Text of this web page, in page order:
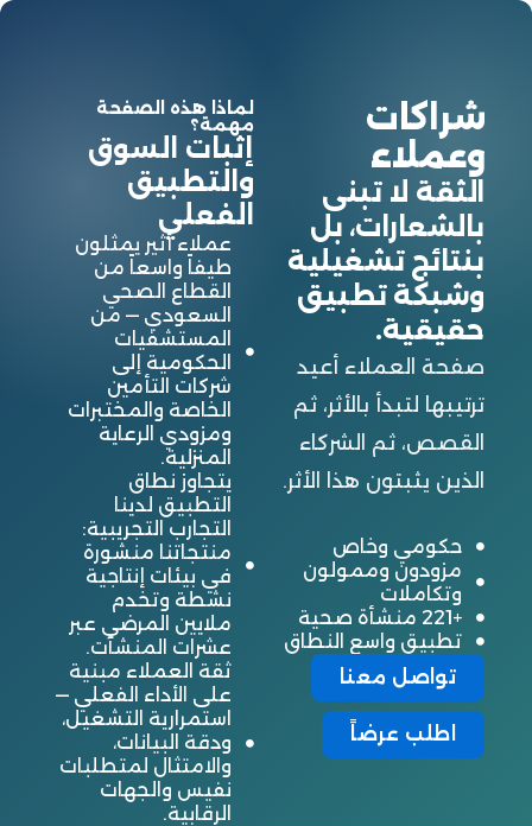
تخطي
شراكات
وعملاء
الثقة لا تبنى
بالشعارات، بل
بنتائج تشغيلية
وشبكة تطبيق
حقيقية.
صفحة العملاء أعيد
ترتيبها لتبدأ بالأثر، ثم
القصص، ثم الشركاء
الذين يثبتون هذا الأثر.
حكومي وخاص
مزودون وممولون
وتكاملات
+221 منشأة صحية
تطبيق واسع النطاق
تواصل معنا
اطلب عرضاً
لماذا هذه الصفحة
مهمة؟
إثبات السوق
والتطبيق
الفعلي
عملاء أثير يمثلون
طيفاً واسعاً من
القطاع الصحي
السعودي — من
المستشفيات
الحكومية إلى
شركات التأمين
الخاصة والمختبرات
ومزودي الرعاية
المنزلية.
يتجاوز نطاق
التطبيق لدينا
التجارب التجريبية:
منتجاتنا منشورة
في بيئات إنتاجية
نشطة وتخدم
ملايين المرضى عبر
عشرات المنشآت.
ثقة العملاء مبنية
على الأداء الفعلي —
استمرارية التشغيل،
ودقة البيانات،
والامتثال لمتطلبات
نفيس والجهات
الرقابية.